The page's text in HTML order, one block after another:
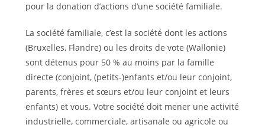
pour la donation d’actions d’une société familiale.
La société familiale, c’est la société dont les actions
(Bruxelles, Flandre) ou les droits de vote (Wallonie)
sont détenus pour 50 % au moins par la famille
directe (conjoint, (petits-)enfants et/ou leur conjoint,
parents, frères et sœurs et/ou leur conjoint et leurs
enfants) et vous. Votre société doit mener une activité
industrielle, commerciale, artisanale ou agricole ou